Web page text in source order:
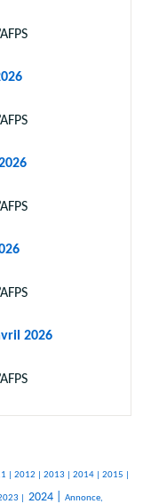
2026
|2012 |2013 |2014 |2015 |
| 2024 | Annonce,